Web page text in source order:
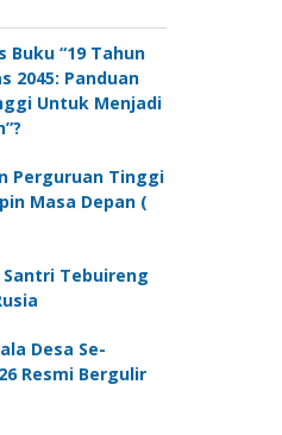
Buku “19 Tahun
2045: Panduan
Untuk Menjadi
Perguruan Tinggi
Masa Depan (
Tebuireng
Desa Se-
Resmi Bergulir